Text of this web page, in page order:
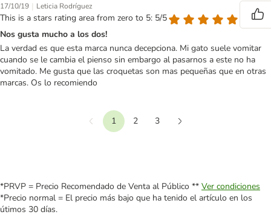
17/10/19 | Leticia Rodríguez
This is a stars rating area from zero to 5: 5/5
Nos gusta mucho a los dos!
La verdad es que esta marca nunca decepciona. Mi gato suele vomitar
cuando se le cambia el pienso sin embargo al pasarnos a este no ha
vomitado. Me gusta que las croquetas son mas pequeñas que en otras
marcas. Os lo recomiendo
Anterior
1 2
3
*PRVP = Precio Recomendado de Venta al Público ** Ver condiciones
*Precio normal = El precio más bajo que ha tenido el artículo en los
útimos 30 días.